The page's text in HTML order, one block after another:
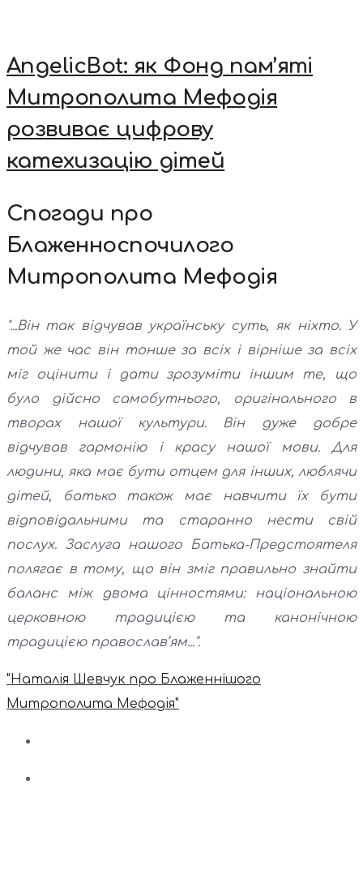
AngelicBot: як Фонд пам’яті
Митрополита Мефодія
розвиває цифрову
катехизацію дітей
Спогади про
Блаженноспочилого
Митрополита Мефодія
"...Він так відчував українську суть, як ніхто. У
той же час він тонше за всіх і вірніше за всіх
міг оцінити і дати зрозуміти іншим те, що
було дійсно самобутнього, оригінального в
творах нашої культури. Він дуже добре
відчував гармонію і красу нашої мови. Для
людини, яка має бути отцем для інших, люблячи
дітей, батько також має навчити їх бути
відповідальними та старанно нести свій
послух. Заслуга нашого Батька-Предстоятеля
полягає в тому, що він зміг правильно знайти
баланс між двома цінностями: національною
церковною традицією та канонічною
традицією православ’ям...".
"Наталія Шевчук про Блаженнішого
Митрополита Мефодія"